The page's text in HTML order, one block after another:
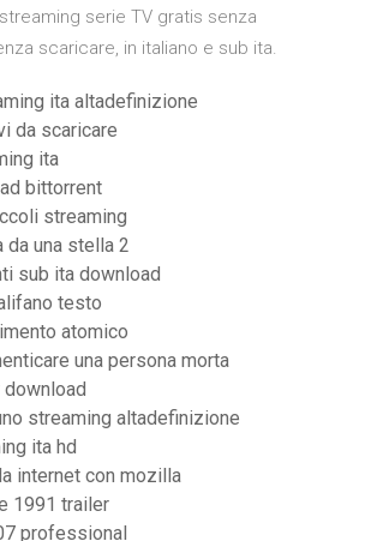
serie TV gratis senza
scaricare, in italiano e sub ita.
ita altadefinizione
da scaricare
ita
bittorrent
streaming
una stella 2
sub ita download
testo
atomico
una persona morta
streaming altadefinizione
ita hd
internet con mozilla
1991 trailer
professional